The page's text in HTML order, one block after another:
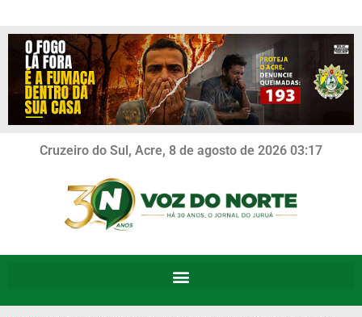
Cruzeiro do Sul, Acre, 8 de agosto de 2026 03:17